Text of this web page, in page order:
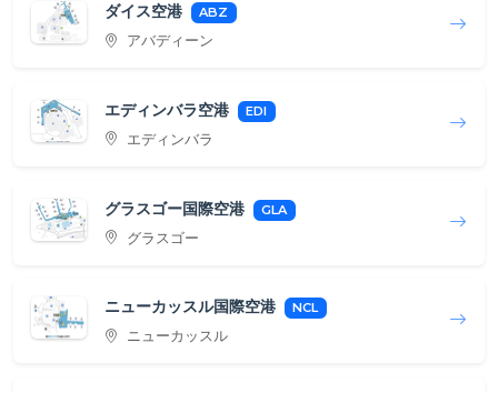
ダイス空港 ABZ
アバディーン
エディンバラ空港 EDI
エディンバラ
グラスゴー国際空港 GLA
グラスゴー
ニューカッスル国際空港 NCL
ニューカッスル